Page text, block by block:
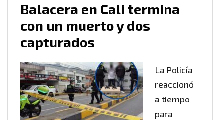
Balacera en Cali termina
con un muerto y dos
capturados
La Policía
reaccionó
a tiempo
para